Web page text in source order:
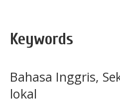
Keywords
Bahasa Inggris,
lokal